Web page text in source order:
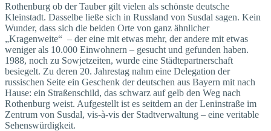
Rothenburg ob der Tauber gilt vielen als schönste deutsche
Kleinstadt. Dasselbe ließe sich in Russland von Susdal sagen. Kein
Wunder, dass sich die beiden Orte von ganz ähnlicher
„Kragenweite“ – der eine mit etwas mehr, der andere mit etwas
weniger als 10.000 Einwohnern – gesucht und gefunden haben.
1988, noch zu Sowjetzeiten, wurde eine Städtepartnerschaft
besiegelt. Zu deren 20. Jahrestag nahm eine Delegation der
russischen Seite ein Geschenk der deutschen aus Bayern mit nach
Hause: ein Straßenschild, das schwarz auf gelb den Weg nach
Rothenburg weist. Aufgestellt ist es seitdem an der Lenin­straße im
Zentrum von Susdal, vis-à-vis der Stadtverwaltung – eine veritable
Sehenswürdigkeit.